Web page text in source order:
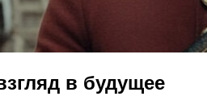
в будущее